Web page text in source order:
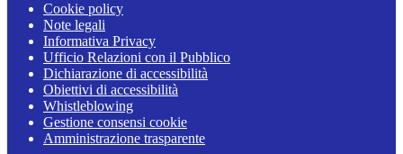
Cookie policy
Note legali
Informativa Privacy
Ufficio Relazioni con il Pubblico
Dichiarazione di accessibilità
Obiettivi di accessibilità
Whistleblowing
Gestione consensi cookie
Amministrazione trasparente